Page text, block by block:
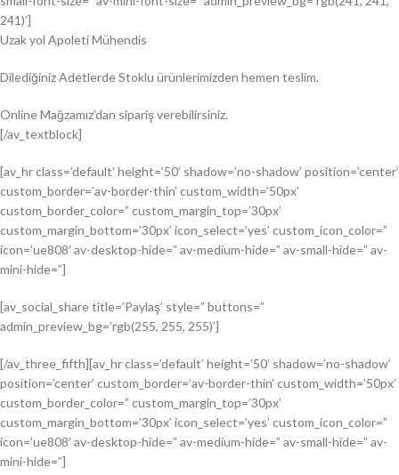
241)’]
Uzak yol Apoleti Mühendis
Dilediğiniz Adetlerde Stoklu ürünlerimizden hemen teslim.
Online Mağzamız’dan sipariş verebilirsiniz.
[/av_textblock]
[av_hr class=’default’ height=’50’ shadow=’no-shadow’ position=’center’
custom_border=’av-border-thin’ custom_width=’50px’
custom_border_color=” custom_margin_top=’30px’
custom_margin_bottom=’30px’ icon_select=’yes’ custom_icon_color=”
icon=’ue808′ av-desktop-hide=” av-medium-hide=” av-small-hide=” av-
mini-hide=”]
[av_social_share title=’Paylaş’ style=” buttons=”
admin_preview_bg=’rgb(255, 255, 255)’]
[/av_three_fifth][av_hr class=’default’ height=’50’ shadow=’no-shadow’
position=’center’ custom_border=’av-border-thin’ custom_width=’50px’
custom_border_color=” custom_margin_top=’30px’
custom_margin_bottom=’30px’ icon_select=’yes’ custom_icon_color=”
icon=’ue808′ av-desktop-hide=” av-medium-hide=” av-small-hide=” av-
mini-hide=”]